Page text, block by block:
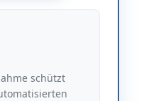
schützt